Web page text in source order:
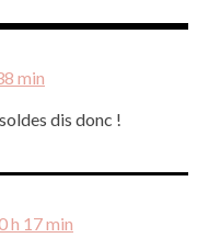
min
dis donc !
h 17 min